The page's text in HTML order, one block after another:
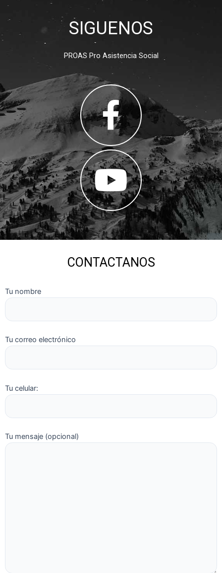
SIGUENOS
PROAS Pro Asistencia Social
CONTACTANOS
Tu nombre
Tu correo electrónico
Tu celular:
Tu mensaje (opcional)